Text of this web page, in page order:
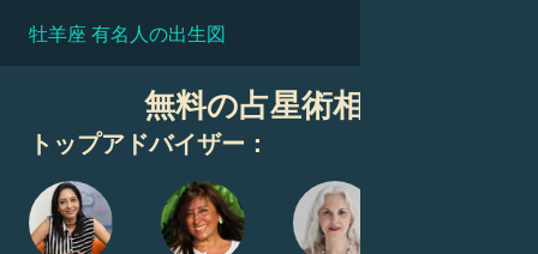
牡羊座 有名人の出生図
無料の占星術相談
トップアドバイザー：